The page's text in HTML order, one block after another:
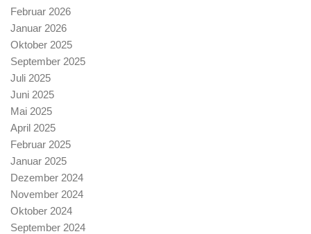
Februar 2026
Januar 2026
Oktober 2025
September 2025
Juli 2025
Juni 2025
Mai 2025
April 2025
Februar 2025
Januar 2025
Dezember 2024
November 2024
Oktober 2024
September 2024